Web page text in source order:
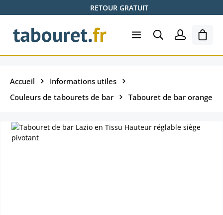
Passer au contenu principalRETOUR GRATUIT
Le
Accueil
Informations utiles
Couleurs de tabourets de bar
Tabouret de bar orange